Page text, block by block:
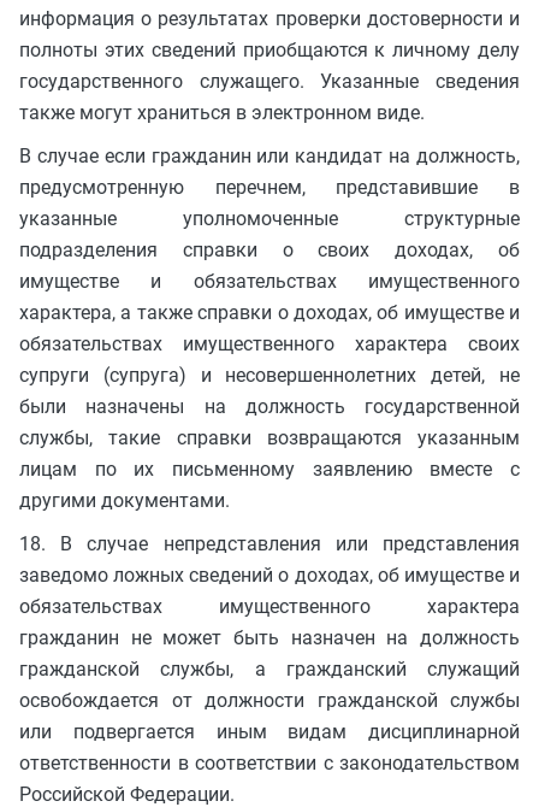
информация о результатах проверки достоверности и
полноты этих сведений приобщаются к личному делу
государственного служащего. Указанные сведения
также могут храниться в электронном виде.
В случае если гражданин или кандидат на должность,
предусмотренную перечнем, представившие в
указанные уполномоченные структурные
подразделения справки о своих доходах, об
имуществе и обязательствах имущественного
характера, а также справки о доходах, об имуществе и
обязательствах имущественного характера своих
супруги (супруга) и несовершеннолетних детей, не
были назначены на должность государственной
службы, такие справки возвращаются указанным
лицам по их письменному заявлению вместе с
другими документами.
18. В случае непредставления или представления
заведомо ложных сведений о доходах, об имуществе и
обязательствах имущественного характера
гражданин не может быть назначен на должность
гражданской службы, а гражданский служащий
освобождается от должности гражданской службы
или подвергается иным видам дисциплинарной
ответственности в соответствии с законодательством
Российской Федерации.